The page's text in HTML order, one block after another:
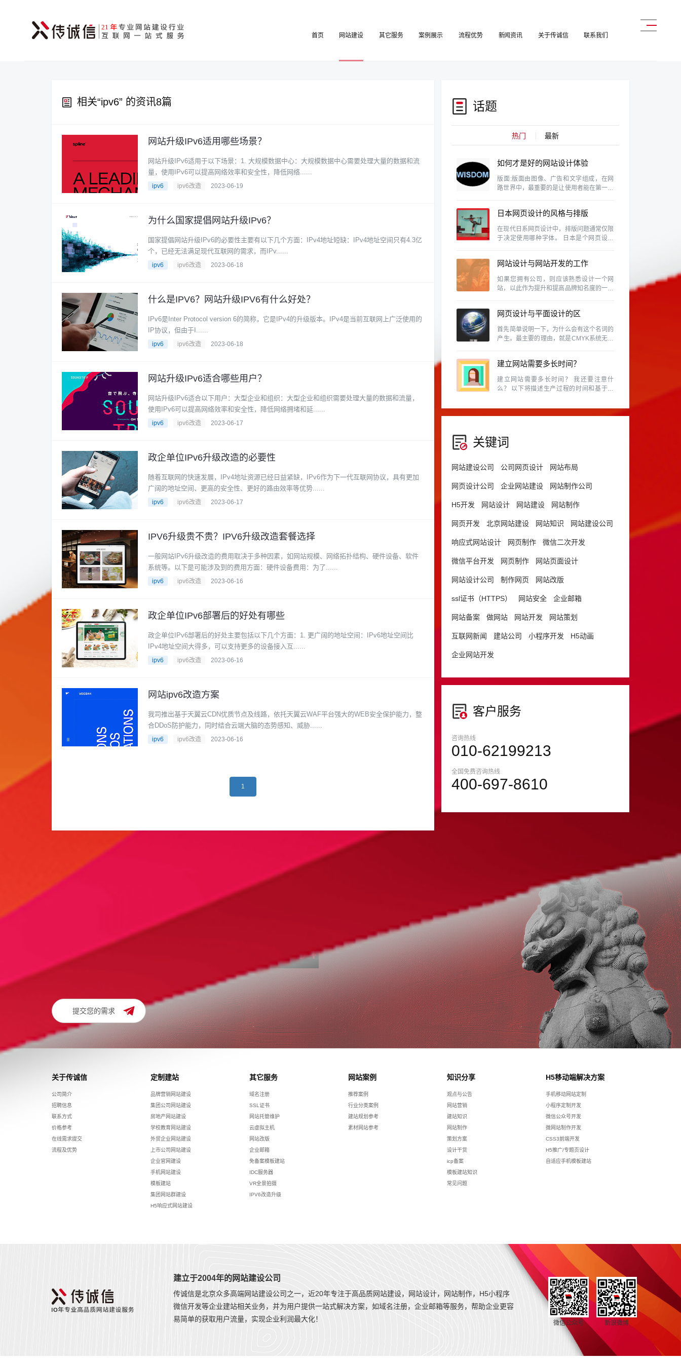
首页 网站建设 其它服务 案例展示 流程优势 新闻资讯 关于传诚信 联系我们
相关“ipv6” 的资讯8篇
网站升级IPv6适用哪些场景？
网站升级IPv6适用于以下场景：1. 大规模数据中心：大规模数据中心需要处理大量的数据和流
量，使用IPv6可以提高网络效率和安全性，降低网络......
ipv6 ipv6改造 2023-06-19
为什么国家提倡网站升级IPv6？
国家提倡网站升级IPv6的必要性主要有以下几个方面：IPv4地址短缺：IPv4地址空间只有4.3亿
个，已经无法满足现代互联网的需求，而IPv......
ipv6 ipv6改造 2023-06-18
什么是IPV6？网站升级IPV6有什么好处？
IPv6是Inter Protocol version 6的简称，它是IPv4的升级版本。IPv4是当前互联网上广泛使用的
IP协议，但由于I......
ipv6 ipv6改造 2023-06-18
网站升级IPv6适合哪些用户？
网站升级IPv6适合以下用户：大型企业和组织：大型企业和组织需要处理大量的数据和流量，
使用IPv6可以提高网络效率和安全性，降低网络拥堵和延......
ipv6 ipv6改造 2023-06-17
政企单位IPv6升级改造的必要性
随着互联网的快速发展，IPv4地址资源已经日益紧缺，IPv6作为下一代互联网协议，具有更加
广阔的地址空间、更高的安全性、更好的路由效率等优势......
ipv6 ipv6改造 2023-06-17
IPV6升级​贵不贵？IPV6升级​改造套餐选择
一般网站IPv6升级改造的费用取决于多种因素，如网站规模、网络拓扑结构、硬件设备、软件
系统等。以下是可能涉及到的费用方面：硬件设备费用：为了......
ipv6 ipv6改造 2023-06-16
政企单位IPv6部署后的好处有哪些
政企单位IPv6部署后的好处主要包括以下几个方面：1. 更广阔的地址空间：IPv6地址空间比
IPv4地址空间大得多，可以支持更多的设备接入互......
ipv6 ipv6改造 2023-06-16
网站ipv6改造方案
我司推出基于天翼云CDN优质节点及线路，依托天翼云WAF平台强大的WEB安全保护能力，整
合DDoS防护能力，同时结合云端大脑的态势感知、威胁......
ipv6 ipv6改造 2023-06-16
1
话题
热门 最新
如何才是好的网站设计体验
版面:版面由图像、广告和文字组成，在网
路世界中，最重要的是让使用者能在第一眼
日本网页设计的风格与排版
特色研究
在现代日系网页设计中，排版问题通常仅限
于决定使用哪种字体。 日本是个网页设计
也是视觉设计素养相当高的国家，因此日本
的网页设计的具有参考价值
网站设计与网站开发的工作
内容及区别有那些？
如果您拥有公司，则应该熟悉设计一个网
站，以此作为提升和提高品牌知名度的一种
网页设计与平面设计的区
别。
首先简单说明一下，为什么会有这个名词的
产生。最主要的理由，就是CMYK系统无法
颜色，在CMYK中是表示不出来的。
建立网站需要多长时间？
建立网站需要多长时间？ 我还要注意什
么？ 以下将描述生产过程的时间和基于常
关键词
网站建设公司 公司网页设计 网站布局
网页设计公司 企业网站建设 网站制作公司
H5开发 网站设计 网站建设 网站制作
网页开发 北京网站建设 网站知识 网站建设公司
响应式网站设计 网页制作 微信二次开发
微信平台开发 网页制作 网站页面设计
网站设计公司 制作网页 网站改版
ssl证书（HTTPS） 网站安全 企业邮箱
网站备案 做网站 网站开发 网站策划
互联网新闻 建站公司 小程序开发 H5动画
企业网站开发
客户服务
咨询热线
010-62199213
全国免费咨询热线
400-697-8610
信任我们是合作的前提！
您需要我们为您提供网站建设一站式服务吗？
请留下您的建站需求及联系方式，我们将在24小时内与您取得联系。
010-62199213 13910505354
提交您的需求
关于传诚信
公司简介
招聘信息
联系方式
价格参考
在线需求提交
流程及优势
定制建站
品牌营销网站建设
集团公司网站建设
房地产网站建设
学校教育网站建设
外贸企业网站建设
上市公司网站建设
企业官网建设
手机网站建设
模板建站
集团网站群建设
H5响应式网站建设
其它服务
域名注册
SSL证书
网站托管维护
云虚拟主机
网站改版
企业邮箱
免备案模板建站
IDC服务器
VR全景拍摄
IPV6改造升级
网站案例
推荐案例
行业分类案例
建站规划参考
素材网站参考
知识分享
观点与公告
网站营销
建站知识
网站制作
策划方案
设计干货
icp备案
模板建站知识
常见问题
H5移动端解决方案
手机移动网站定制
小程序定制开发
微信公众号开发
微网站制作开发
CSS3前端开发
H5推广/专题页设计
自适应手机模板建站
建立于2004年的网站建设公司
传诚信是北京众多高端网站建设公司之一，近20年专注于高品质网站建设，网站设计，网站制作，H5小程序
微信开发等企业建站相关业务，并为用户提供一站式解决方案，如域名注册，企业邮箱等服务，帮助企业更容
易简单的获取用户流量，实现企业利润最大化！
微信公众号 新浪微博